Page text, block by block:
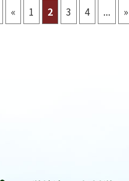
« 1 2 3 4 ... »